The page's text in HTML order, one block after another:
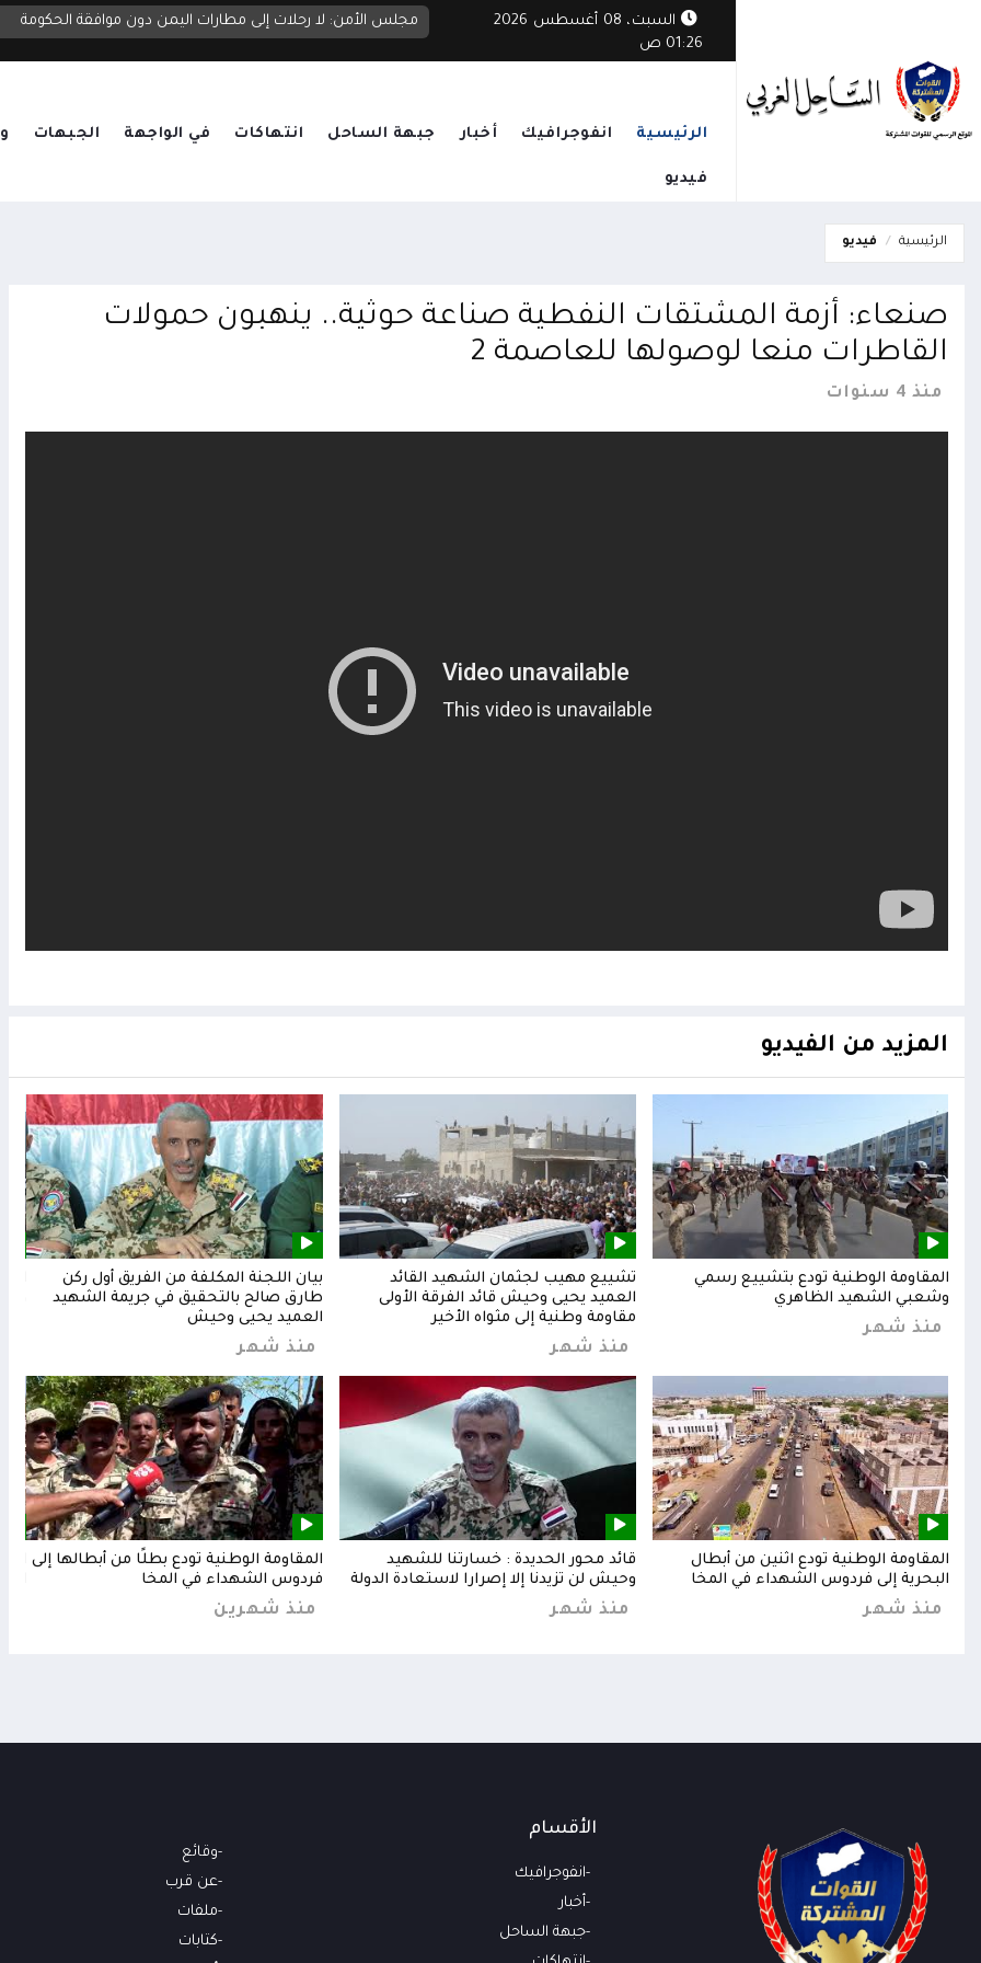
السبت، 08 أغسطس 2026
01:26 ص
مجلس الأمن: لا رحلات إلى مطارات اليمن دون موافقة الحكومة
الرئيسية انفوجرافيك أخبار جبهة الساحل انتهاكات في الواجهة الجبهات
فيديو
الرئيسية فيديو
صنعاء: أزمة المشتقات النفطية صناعة حوثية.. ينهبون حمولات
القاطرات منعا لوصولها للعاصمة 2
منذ 4 سنوات
المزيد من الفيديو
المقاومة الوطنية تودع بتشييع رسمي
وشعبي الشهيد الظاهري
منذ شهر
تشييع مهيب لجثمان الشهيد القائد
العميد يحيى وحيش قائد الفرقة الأولى
مقاومة وطنية إلى مثواه الأخير
منذ شهر
بيان اللجنة المكلفة من الفريق أول ركن
طارق صالح بالتحقيق في جريمة الشهيد
العميد يحيى وحيش
منذ شهر
المقاومة الوطنية تودع اثنين من أبطال
البحرية إلى فردوس الشهداء في المخا
منذ شهر
قائد محور الحديدة : خسارتنا للشهيد
وحيش لن تزيدنا إلا إصرارا لاستعادة الدولة
منذ شهر
المقاومة الوطنية تودع بطلًا من أبطالها إلى
فردوس الشهداء في المخا
منذ شهرين
الأقسام
انفوجرافيك
أخبار
جبهة الساحل
وقائع
عن قرب
ملفات
كتابات